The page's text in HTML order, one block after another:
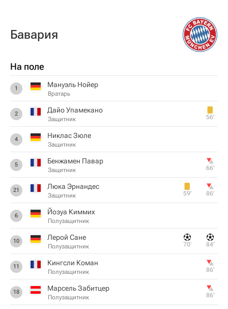
Бавария
На поле
1 Мануэль Нойер
Вратарь
2 Дайо Упамекано
Защитник 56‎’‎
4 Никлас Зюле
Защитник
5 Бенжамен Павар
Защитник 66‎’‎
21 Люка Эрнандес
Защитник 59‎’‎ 86‎’‎
6 Йозуа Киммих
Полузащитник
10 Лерой Сане
Полузащитник 70‎’‎ 84‎’‎
11 Кингсли Коман
Полузащитник 86‎’‎
18 Марсель Забитцер
Полузащитник 86‎’‎